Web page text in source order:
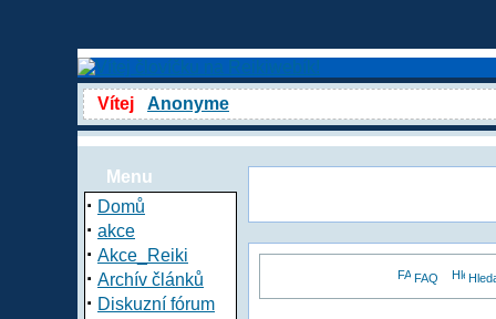
Vítej Anonyme
Menu
· Domů
· akce
· Akce_Reiki
· Archív článků
· Diskuzní fórum
FAQ